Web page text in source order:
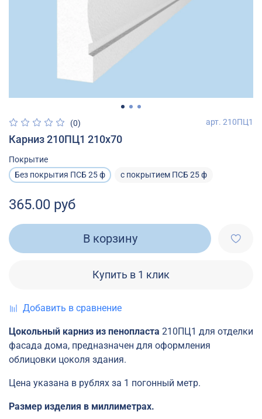
(0) арт. 210ПЦ1
Карниз 210ПЦ1 210х70
Покрытие
Без покрытия ПСБ 25 ф
с покрытием ПСБ 25 ф
365.00 руб
В корзину
Купить в 1 клик
Добавить в сравнение
Цокольный карниз из пенопласта 210ПЦ1 для отделки
фасада дома, предназначен для оформления
облицовки цоколя здания.
Цена указана в рублях за 1 погонный метр.
Размер изделия в миллиметрах.